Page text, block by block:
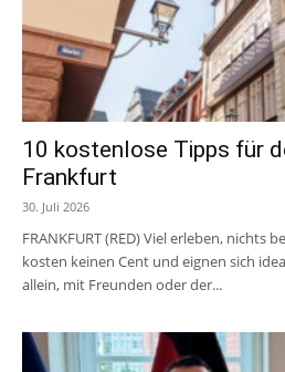
10 kostenlose Tipps für
Frankfurt
30. Juli 2026
FRANKFURT (RED) Viel erleben, nichts
kosten keinen Cent und eignen sich
allein, mit Freunden oder der...